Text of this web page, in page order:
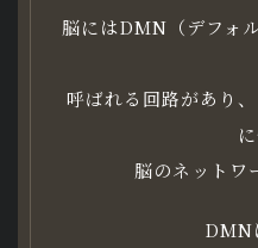
脳にはDMN（デフォ
呼ばれる回路があり
脳のネットワ
DMN